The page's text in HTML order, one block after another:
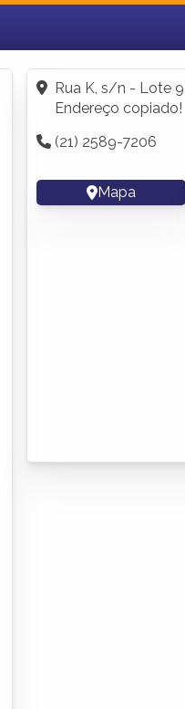
Fazer login
Criar conta
Rua K, s/n - Lote
Endereço copiado!
(21) 2589-7206
Mapa